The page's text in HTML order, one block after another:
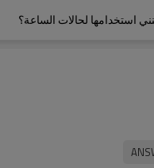
استخدامها لحالات الساعة؟